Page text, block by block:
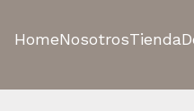
HomeNosotrosTienda